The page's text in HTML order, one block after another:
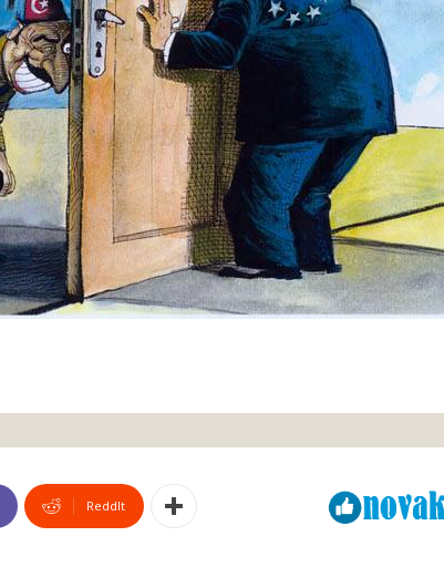
ReddIt